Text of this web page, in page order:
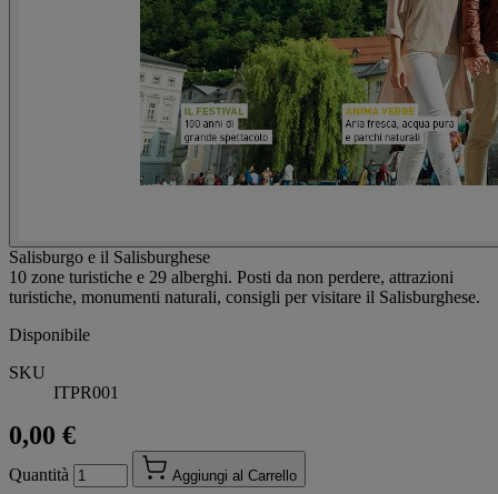
Salisburgo e il Salisburghese
10 zone turistiche e 29 alberghi. Posti da non perdere, attrazioni
turistiche, monumenti naturali, consigli per visitare il Salisburghese.
Disponibile
SKU
ITPR001
0,00 €
Quantità Aggiungi al Carrello